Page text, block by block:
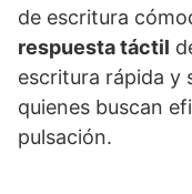
de escritura
respuesta táctil
escritura rápida y
quienes buscan
pulsación.